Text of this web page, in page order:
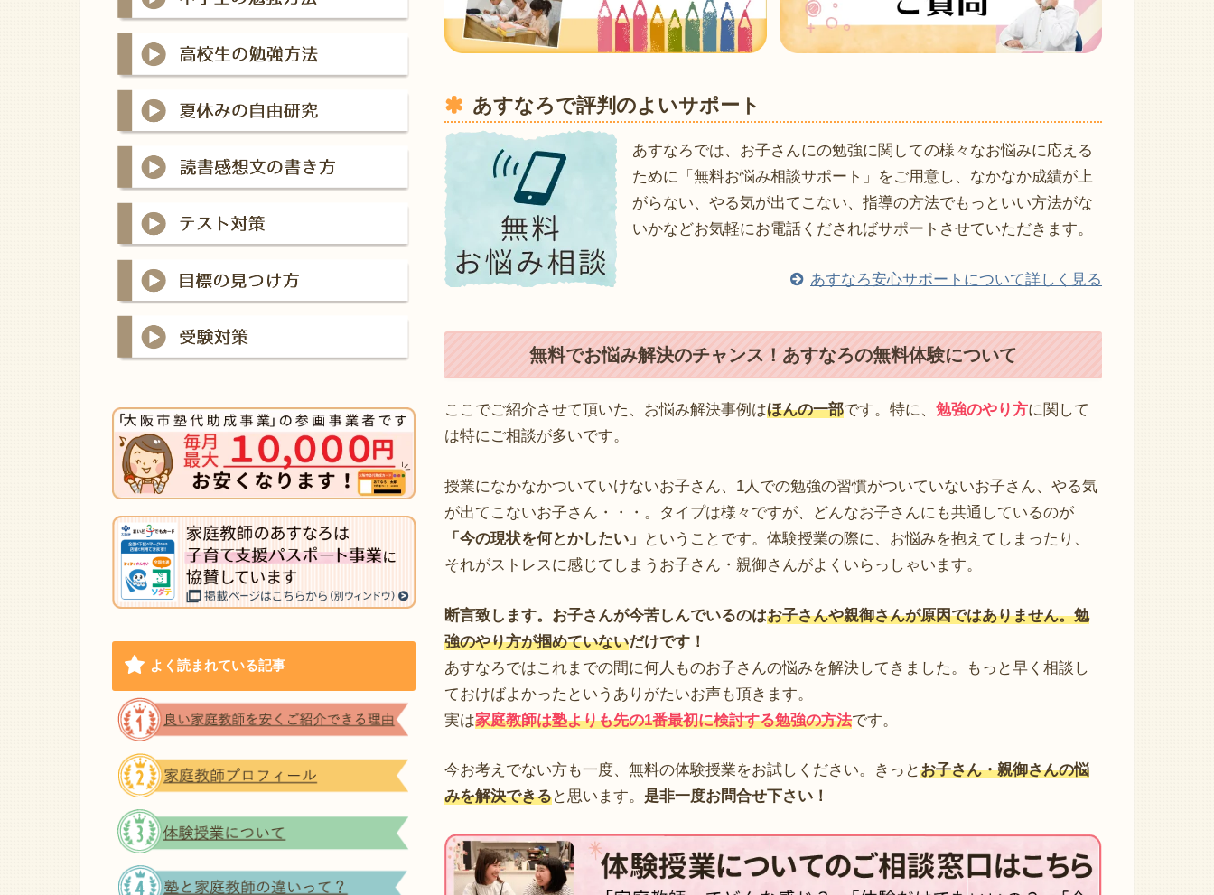
あすなろで評判のよいサポート
あすなろでは、お子さんにの勉強に関しての様々なお悩みに応える
ために「無料お悩み相談サポート」をご用意し、なかなか成績が上
がらない、やる気が出てこない、指導の方法でもっといい方法がな
いかなどお気軽にお電話くださればサポートさせていただきます。
あすなろ安心サポートについて詳しく見る
無料でお悩み解決のチャンス！あすなろの無料体験について
ここでご紹介させて頂いた、お悩み解決事例はほんの一部です。特に、 勉強のやり方に関して
は特にご相談が多いです。
授業になかなかついていけないお子さん、1人での勉強の習慣がついていないお子さん、やる気
が出てこないお子さん・・・。タイプは様々ですが、どんなお子さんにも共通しているのが
「今の現状を何とかしたい」
ということです。体験授業の際に、お悩みを抱えてしまったり、
それがストレスに感じてしまうお子さん・親御さんがよくいらっしゃいます。
断言致します。お子さんが今苦しんでいるのはお子さんや親御さんが原因ではありません。勉
強のやり方が掴めていないだけです！
あすなろではこれまでの間に何人ものお子さんの悩みを解決してきました。もっと早く相談し
ておけばよかったというありがたいお声も頂きます。
実は家庭教師は塾よりも先の1番最初に検討する勉強の方法です。
今お考えでない方も一度、無料の体験授業をお試しください。きっとお子さん・親御さんの悩
みを解決できると思います。 是非一度お問合せ下さい！
よく読まれている記事